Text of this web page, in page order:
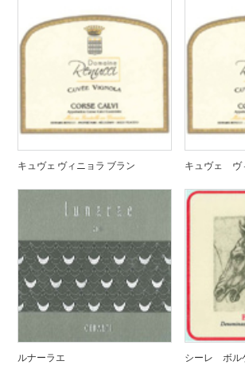
キュヴェ ヴィニョラ ブラン キュヴェ ヴ
ルナーラエ シーレ ボル